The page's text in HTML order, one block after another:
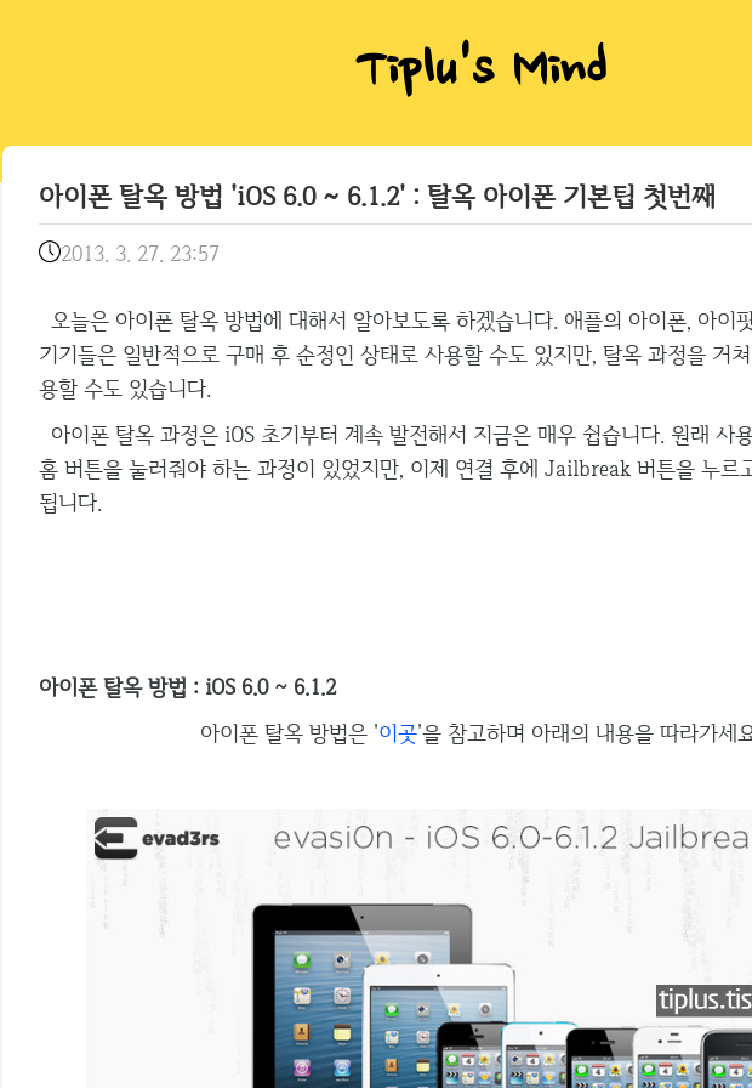
Tiplu's Mind
아이폰 탈옥 방법 'iOS 6.0 ~ 6.1.2' : 탈옥 아이폰 기본팁 첫번째
2013. 3. 27. 23:57
오늘은 아이폰 탈옥 방법에 대해서 알아보도록 하겠습니다. 애플의 아이폰, 아이
기기들은 일반적으로 구매 후 순정인 상태로 사용할 수도 있지만, 탈옥 과정을 거
용할 수도 있습니다.
아이폰 탈옥 과정은 iOS 초기부터 계속 발전해서 지금은 매우 쉽습니다. 원래 사
홈 버튼을 눌러줘야 하는 과정이 있었지만, 이제 연결 후에 Jailbreak 버튼을 누르
됩니다.
아이폰 탈옥 방법 : iOS 6.0 ~ 6.1.2
아이폰 탈옥 방법은 '이곳'을 참고하며 아래의 내용을 따라가세